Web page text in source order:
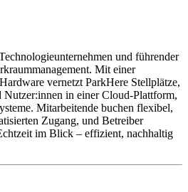
und führender
Mit einer
vernetzt ParkHere Stellplätze,
Nutzer:innen in einer Cloud-Plattform,
Mitarbeitende buchen flexibel,
Zugang, und Betreiber
im Blick – effizient, nachhaltig